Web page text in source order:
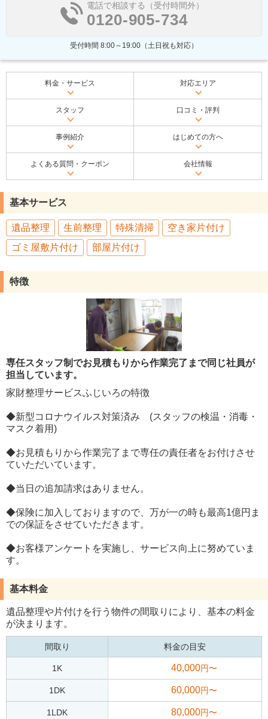
電話で相談する（受付時間外）
0120-905-734
受付時間 8:00～19:00（土日祝も対応）
料金・サービス 対応エリア
スタッフ 口コミ・評判
事例紹介 はじめての方へ
よくある質問・クーポン 会社情報
基本サービス
遺品整理 生前整理 特殊清掃
空き家片付け
ゴミ屋敷片付け
部屋片付け
特徴
専任スタッフ制でお見積もりから作業完了まで同じ社員が
担当しています。
家財整理サービスふじいろの特徴
◆新型コロナウイルス対策済み (スタッフの検温・消毒・
マスク着用)
◆お見積もりから作業完了まで専任の責任者をお付けさせ
ていただいています。
◆当日の追加請求はありません。
◆保険に加入しておりますので、万が一の時も最高1億円ま
での保証をさせていただきます。
◆お客様アンケートを実施し、サービス向上に努めていま
す。
基本料金
遺品整理や片付けを行う物件の間取りにより、基本の料金
が決まります。
間取り 料金の目安
1K 40,000円〜
1DK 60,000円〜
1LDK 80,000円〜